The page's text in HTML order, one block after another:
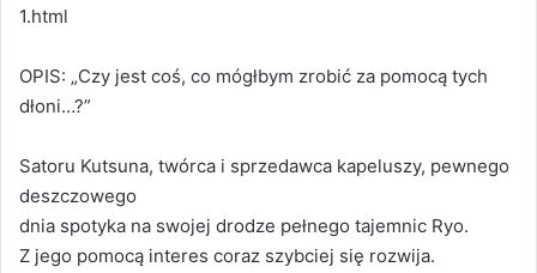
1.html
OPIS: „Czy jest coś, co mógłbym zrobić za pomocą tych
dłoni…?”
Satoru Kutsuna, twórca i sprzedawca kapeluszy, pewnego
deszczowego
dnia spotyka na swojej drodze pełnego tajemnic Ryo.
Z jego pomocą interes coraz szybciej się rozwija.